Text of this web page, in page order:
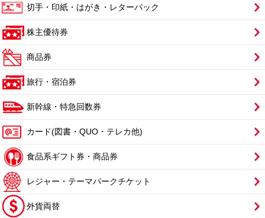
切手・印紙・はがき・レターパック
株主優待券
商品券
旅行・宿泊券
新幹線・特急回数券
カード(図書・QUO・テレカ他)
食品系ギフト券・商品券
レジャー・テーマパークチケット
外貨両替